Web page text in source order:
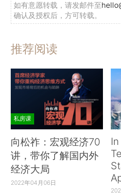
如有意愿转载，请发邮件至
确认及授权后，方可转载。
推荐阅读
私房课
向松祚：宏观经济70
讲，带你了解国内外
经济大局
2022年04月06日